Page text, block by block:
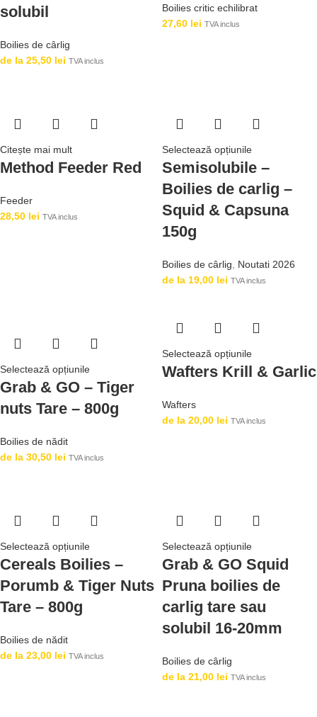
solubil
Boilies de cârlig
de la 25,50 lei TVA inclus
Boilies critic echilibrat
27,60 lei TVA inclus
Citește mai mult
Method Feeder Red
Feeder
28,50 lei TVA inclus
Selectează opțiunile
Semisolubile –
Boilies de carlig –
Squid & Capsuna
150g
Boilies de cârlig
Noutati 2026
de la 19,00 lei TVA inclus
Selectează opțiunile
Grab & GO – Tiger
nuts Tare – 800g
Boilies de nădit
de la 30,50 lei TVA inclus
Selectează opțiunile
Wafters Krill & Garlic
Wafters
de la 20,00 lei TVA inclus
Selectează opțiunile
Cereals Boilies –
Porumb & Tiger Nuts
Tare – 800g
Boilies de nădit
de la 23,00 lei TVA inclus
Selectează opțiunile
Grab & GO Squid
Pruna boilies de
carlig tare sau
solubil 16-20mm
Boilies de cârlig
de la 21,00 lei TVA inclus